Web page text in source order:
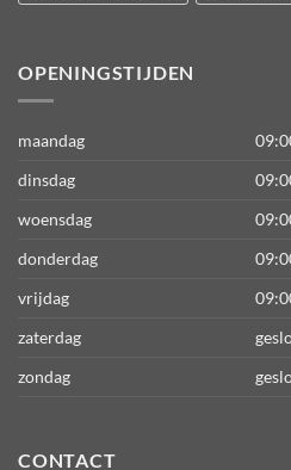
OPENINGSTIJDEN
maandag
dinsdag
woensdag
donderdag
vrijdag
zaterdag
zondag
CONTACT